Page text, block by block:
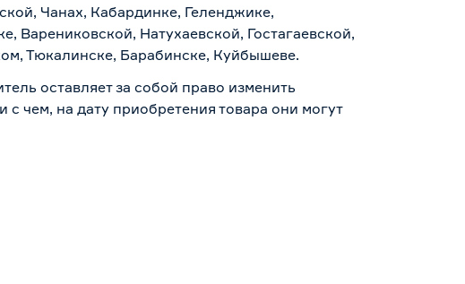
Чанах, Кабардинке, Геленджике,
Натухаевской, Гостагаевской,
Тюкалинске, Барабинске, Куйбышеве.
оставляет за собой право изменить
чем, на дату приобретения товара они могут